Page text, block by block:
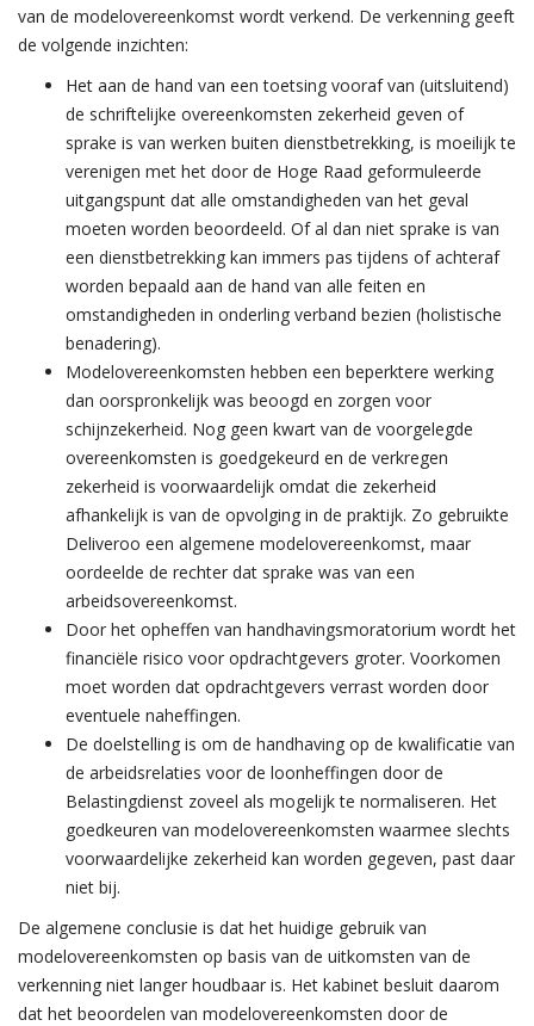
van de modelovereenkomst wordt verkend. De verkenning geeft
de volgende inzichten:
Het aan de hand van een toetsing vooraf van (uitsluitend)
de schriftelijke overeenkomsten zekerheid geven of
sprake is van werken buiten dienstbetrekking, is moeilijk te
verenigen met het door de Hoge Raad geformuleerde
uitgangspunt dat alle omstandigheden van het geval
moeten worden beoordeeld. Of al dan niet sprake is van
een dienstbetrekking kan immers pas tijdens of achteraf
worden bepaald aan de hand van alle feiten en
omstandigheden in onderling verband bezien (holistische
benadering).
Modelovereenkomsten hebben een beperktere werking
dan oorspronkelijk was beoogd en zorgen voor
schijnzekerheid. Nog geen kwart van de voorgelegde
overeenkomsten is goedgekeurd en de verkregen
zekerheid is voorwaardelijk omdat die zekerheid
afhankelijk is van de opvolging in de praktijk. Zo gebruikte
Deliveroo een algemene modelovereenkomst, maar
oordeelde de rechter dat sprake was van een
arbeidsovereenkomst.
Door het opheffen van handhavingsmoratorium wordt het
financiële risico voor opdrachtgevers groter. Voorkomen
moet worden dat opdrachtgevers verrast worden door
eventuele naheffingen.
De doelstelling is om de handhaving op de kwalificatie van
de arbeidsrelaties voor de loonheffingen door de
Belastingdienst zoveel als mogelijk te normaliseren. Het
goedkeuren van modelovereenkomsten waarmee slechts
voorwaardelijke zekerheid kan worden gegeven, past daar
niet bij.
De algemene conclusie is dat het huidige gebruik van
modelovereenkomsten op basis van de uitkomsten van de
verkenning niet langer houdbaar is. Het kabinet besluit daarom
dat het beoordelen van modelovereenkomsten door de